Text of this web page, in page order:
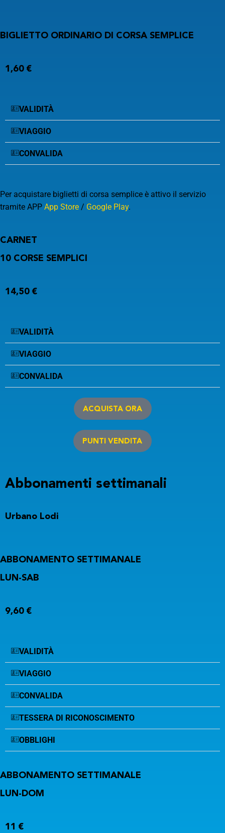
BIGLIETTO ORDINARIO DI CORSA SEMPLICE
1,60 €
VALIDITÀ
VIAGGIO
CONVALIDA
Per acquistare biglietti di corsa semplice è attivo il servizio
tramite APP App Store / Google Play.
CARNET
10 CORSE SEMPLICI
14,50 €
VALIDITÀ
VIAGGIO
CONVALIDA
ACQUISTA ORA
PUNTI VENDITA
Abbonamenti settimanali
Urbano Lodi
ABBONAMENTO SETTIMANALE
LUN-SAB
9,60 €
VALIDITÀ
VIAGGIO
CONVALIDA
TESSERA DI RICONOSCIMENTO
OBBLIGHI
ABBONAMENTO SETTIMANALE
LUN-DOM
11 €